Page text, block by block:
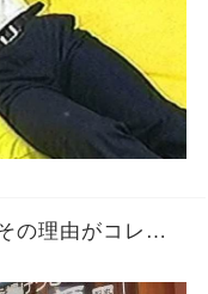
の理由がコレ…